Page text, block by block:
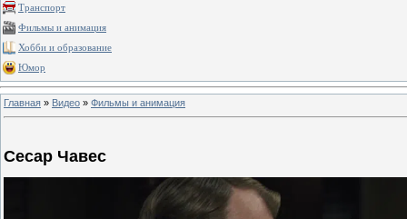
Транспорт
Фильмы и анимация
Хобби и образование
Юмор
Главная » Видео » Фильмы и анимация
Сесар Чавес